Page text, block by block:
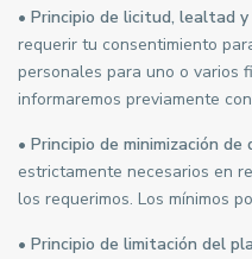
• Principio de licitud, lealtad
requerir tu consentimiento
personales para uno o varios
informaremos previamente
• Principio de minimización de
estrictamente necesarios en
los requerimos. Los mínimos
• Principio de limitación del